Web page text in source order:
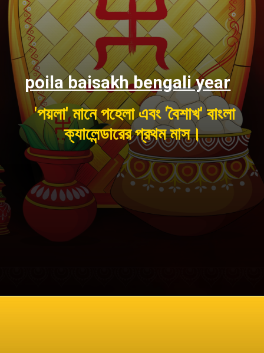
'পয়লা' মানে পহেলা এবং 'বৈশাখ' বাংলা
ক্যালেন্ডারের প্রথম মাস।
poila baisakh bengali year